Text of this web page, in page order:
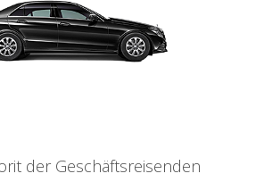
der Geschäftsreisenden